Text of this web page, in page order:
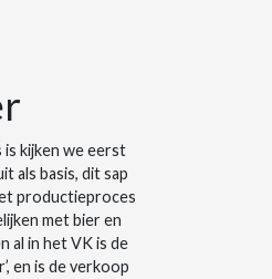
is kijken we eerst
als basis, dit sap
productieproces
met bier en
al in het VK is de
en is de verkoop